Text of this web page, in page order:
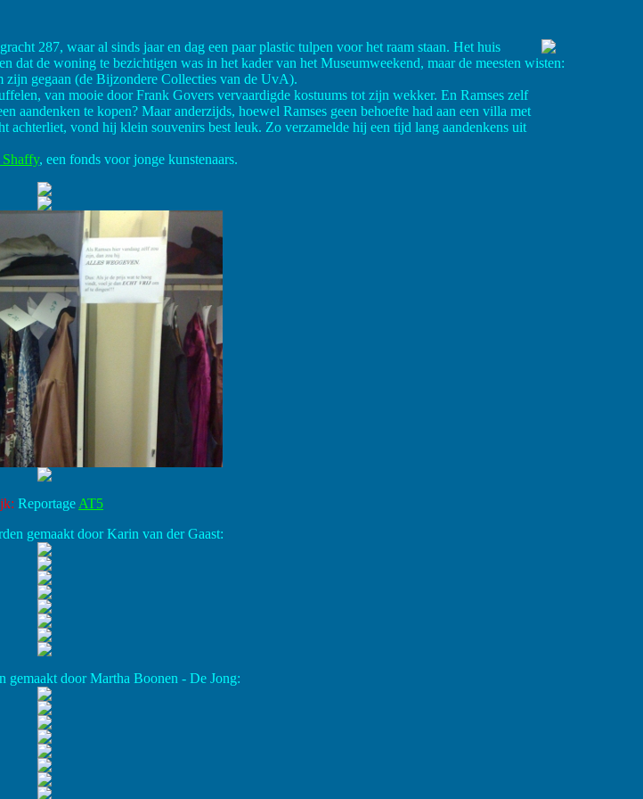
287, waar al sinds jaar en dag een paar plastic tulpen voor het raam staan. Het huis
de woning te bezichtigen was in het kader van het Museumweekend, maar de meesten wisten:
zijn gegaan (de Bijzondere Collecties van de UvA).
van mooie door Frank Govers vervaardigde kostuums tot zijn wekker. En Ramses zelf
aandenken te kopen? Maar anderzijds, hoewel Ramses geen behoefte had aan een villa met
achterliet, vond hij klein souvenirs best leuk. Zo verzamelde hij een tijd lang aandenkens uit
Shaffy, een fonds voor jonge kunstenaars.
Reportage AT5
gemaakt door Karin van der Gaast:
gemaakt door Martha Boonen - De Jong: